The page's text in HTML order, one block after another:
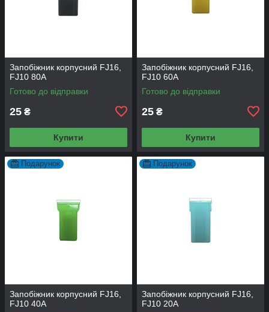
Запобіжник корпусний FJ16,
FJ10 80А
Готово до відправки
25 ₴
Купити
Запобіжник корпусний FJ16,
FJ10 60А
Готово до відправки
25 ₴
Купити
Подарунок
Запобіжник корпусний FJ16,
FJ10 40А
Подарунок
Запобіжник корпусний FJ16,
FJ10 20А